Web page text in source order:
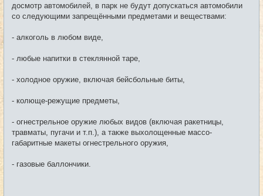
досмотр автомобилей, в парк не будут допускаться автомобили
со следующими запрещёнными предметами и веществами:
- алкоголь в любом виде,
- любые напитки в стеклянной таре,
- холодное оружие, включая бейсбольные биты,
- колюще-режущие предметы,
- огнестрельное оружие любых видов (включая ракетницы,
травматы, пугачи и т.п.), а также выхолощенные массо-
габаритные макеты огнестрельного оружия,
- газовые баллончики.